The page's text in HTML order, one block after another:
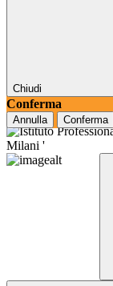
Chiudi
Conferma
Annulla Conferma